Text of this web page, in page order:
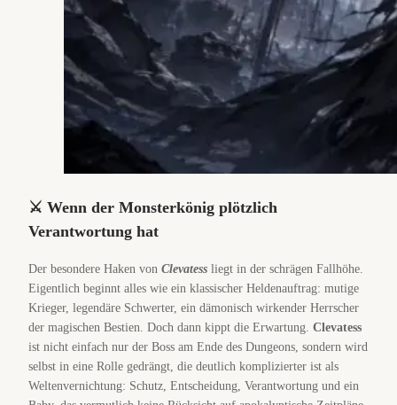
⚔️ Wenn der Monsterkönig plötzlich
Verantwortung hat
Der besondere Haken von Clevatess liegt in der schrägen Fallhöhe.
Eigentlich beginnt alles wie ein klassischer Heldenauftrag: mutige
Krieger, legendäre Schwerter, ein dämonisch wirkender Herrscher
der magischen Bestien. Doch dann kippt die Erwartung. Clevatess
ist nicht einfach nur der Boss am Ende des Dungeons, sondern wird
selbst in eine Rolle gedrängt, die deutlich komplizierter ist als
Weltenvernichtung: Schutz, Entscheidung, Verantwortung und ein